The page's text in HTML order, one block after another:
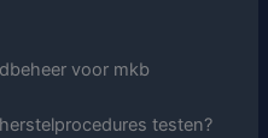
voor mkb
testen?